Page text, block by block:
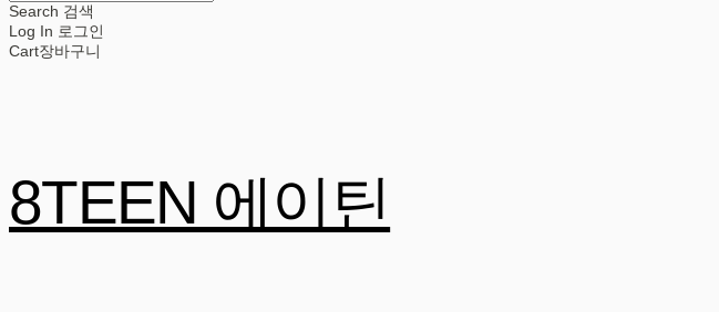
Search 검색
Log In 로그인
Cart장바구니
8TEEN 에이틴